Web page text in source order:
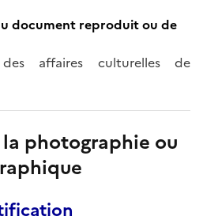
document reproduit ou de
affaires culturelles de
photographie ou